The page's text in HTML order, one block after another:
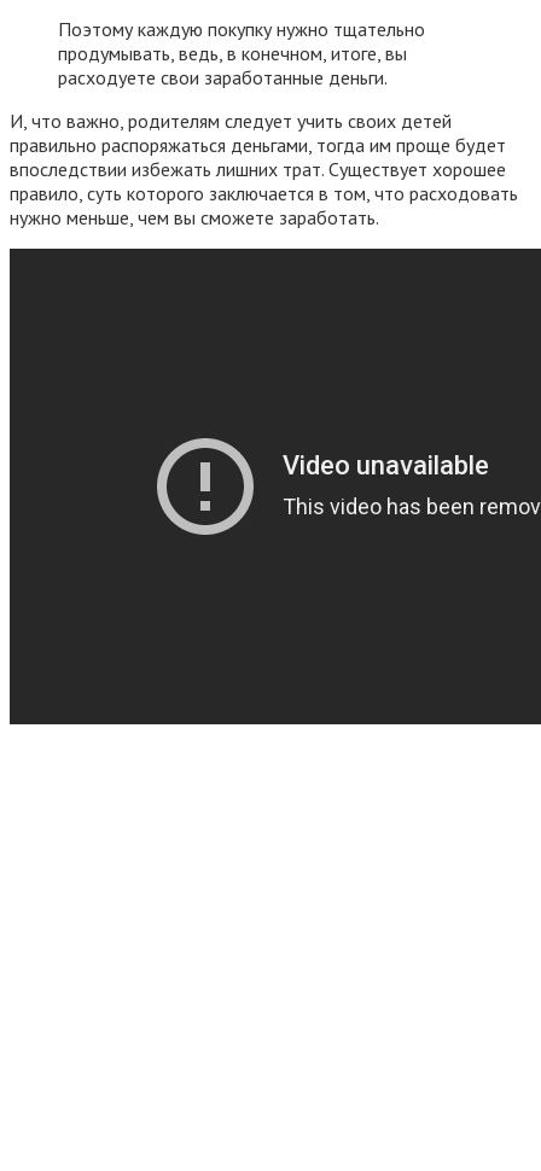
Поэтому каждую покупку нужно тщательно
продумывать, ведь, в конечном, итоге, вы
расходуете свои заработанные деньги.
И, что важно, родителям следует учить своих детей
правильно распоряжаться деньгами, тогда им проще будет
впоследствии избежать лишних трат. Существует хорошее
правило, суть которого заключается в том, что расходовать
нужно меньше, чем вы сможете заработать.